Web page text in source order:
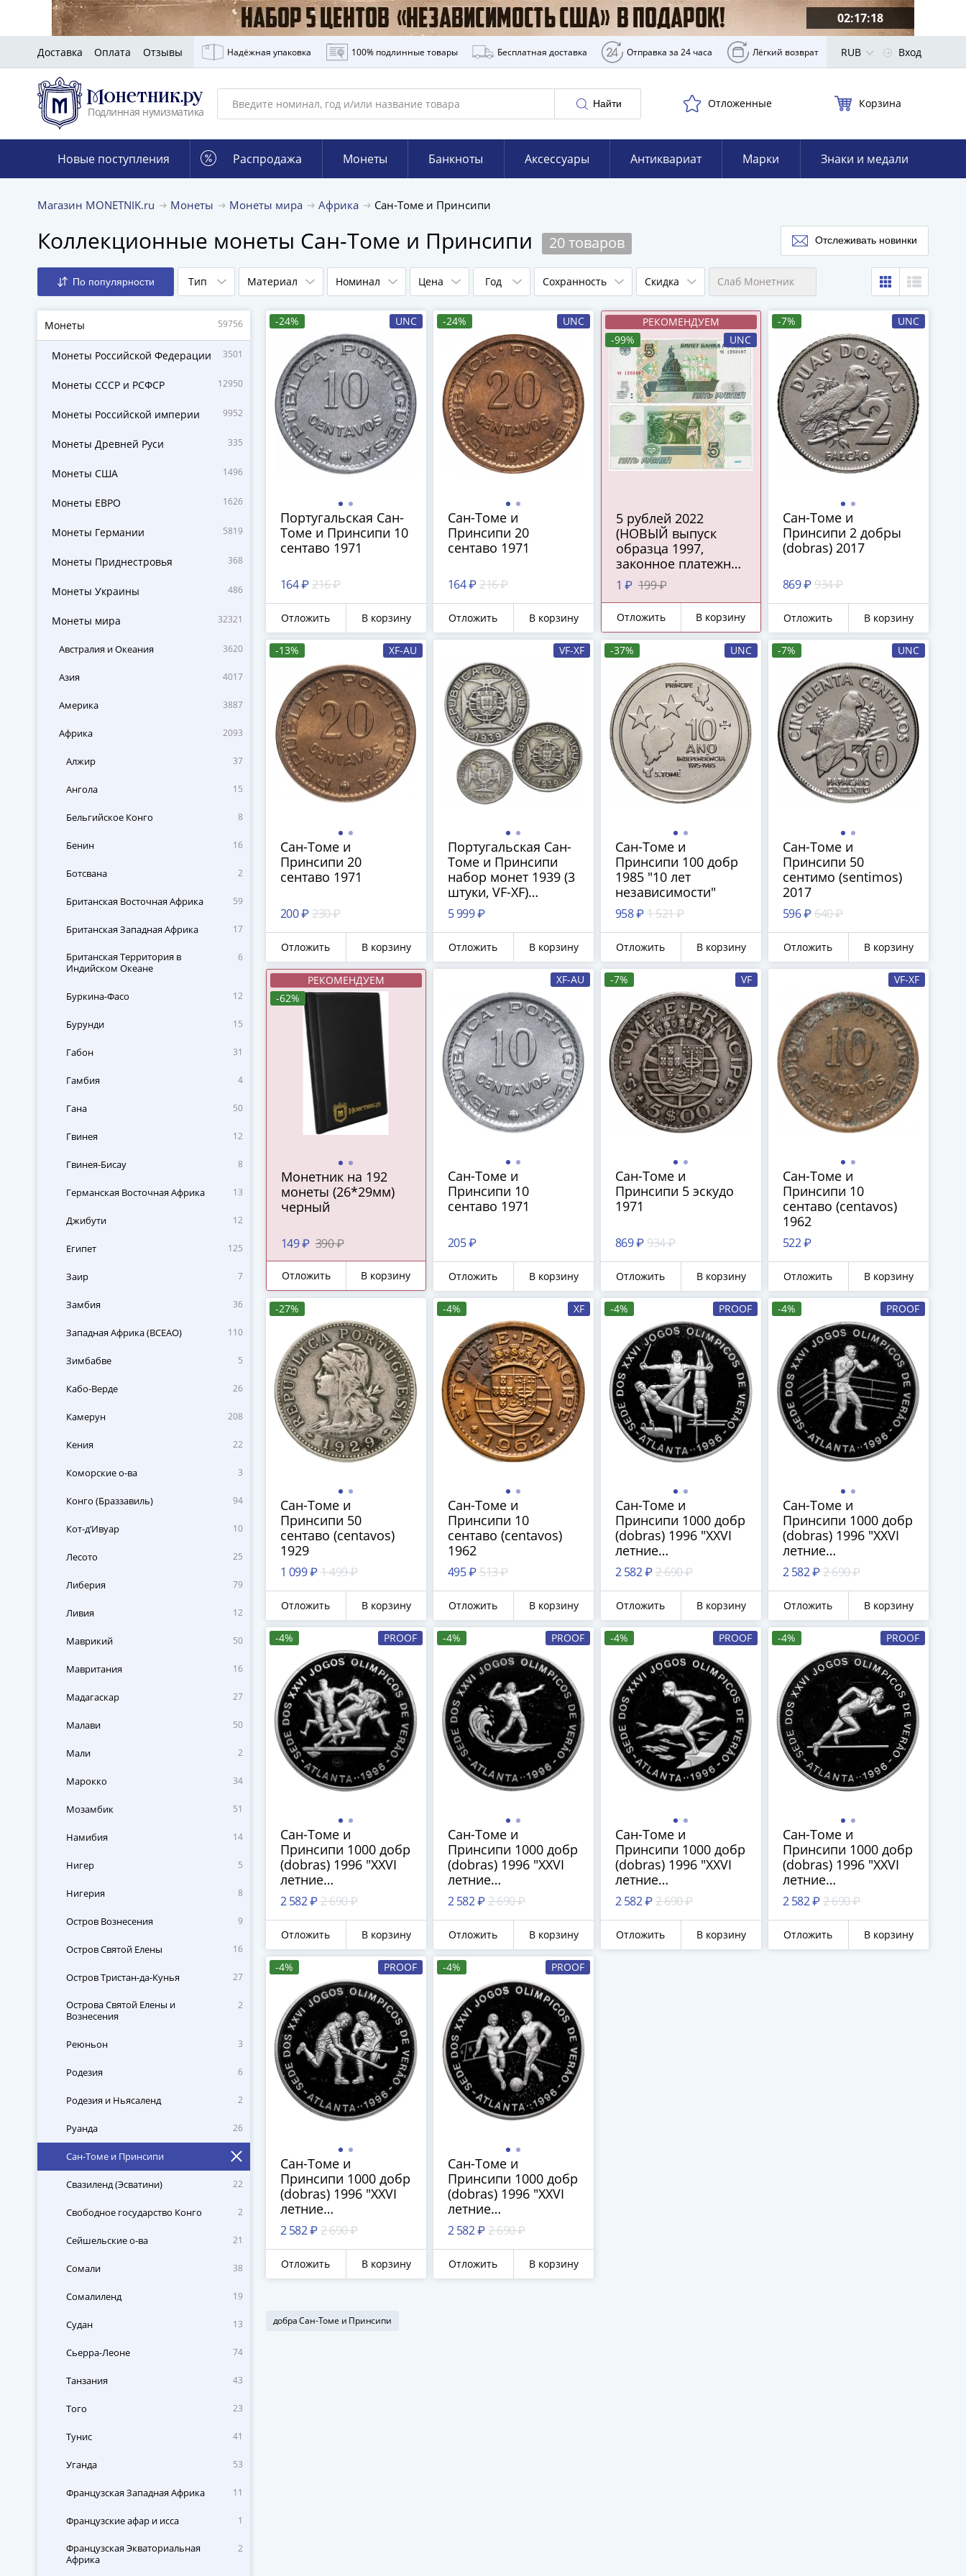
02:17:16
Доставка Оплата Отзывы Надёжная упаковка 100% подлинные товары Бесплатная доставка Отправка за 24 часа Лёгкий возврат RUB Вход
Подлинная нумизматика
Найти Отложенные Корзина
Новые поступления Распродажа Монеты Банкноты Аксессуары Антиквариат Марки Знаки и медали
Магазин MONETNIK.ru Монеты Монеты мира Африка Сан-Томе и Принсипи
Коллекционные монеты Сан-Томе и Принсипи 20 товаров Отслеживать новинки
По популярности Тип Материал Номинал Цена Год Сохранность Скидка Слаб Монетник
Монеты 59756
Монеты Российской Федерации 3501
Монеты СССР и РСФСР 12950
Монеты Российской империи 9952
Монеты Древней Руси 335
Монеты США 1496
Монеты ЕВРО 1626
Монеты Германии 5819
Монеты Приднестровья 368
Монеты Украины 486
Монеты мира 32321
Австралия и Океания 3620
Азия 4017
Америка 3887
Африка 2093
Алжир 37
Ангола 15
Бельгийское Конго 8
Бенин 16
Ботсвана 2
Британская Восточная Африка 59
Британская Западная Африка 17
Британская Территория в
Индийском Океане
6
Буркина-Фасо 12
Бурунди 15
Габон 31
Гамбия 4
Гана 50
Гвинея 12
Гвинея-Бисау 8
Германская Восточная Африка 13
Джибути 12
Египет 125
Заир 7
Замбия 36
Западная Африка (BCEAO) 110
Зимбабве 5
Кабо-Верде 26
Камерун 208
Кения 22
Коморские о-ва 3
Конго (Браззавиль) 94
Кот-д’Ивуар 10
Лесото 25
Либерия 79
Ливия 12
Маврикий 50
Мавритания 16
Мадагаскар 27
Малави 50
Мали 2
Марокко 34
Мозамбик 51
Намибия 14
Нигер 5
Нигерия 8
Остров Вознесения 9
Остров Святой Елены 16
Остров Тристан-да-Кунья 27
Острова Святой Елены и
Вознесения
2
Реюньон 3
Родезия 6
Родезия и Ньясаленд 2
Руанда 26
Сан-Томе и Принсипи
Свазиленд (Эсватини) 22
Свободное государство Конго 2
Сейшельские о-ва 21
Сомали 38
Сомалиленд 19
Судан 13
Сьерра-Леоне 74
Танзания 43
Того 23
Тунис 41
Уганда 53
Французская Западная Африка 11
Французские афар и исса 1
Французская Экваториальная
Африка
2
-24% UNC
Португальская Сан-
Томе и Принсипи 10
сентаво 1971
164 ₽ 216 ₽
Отложить В корзину
-24% UNC
Сан-Томе и
Принсипи 20
сентаво 1971
164 ₽ 216 ₽
Отложить В корзину
РЕКОМЕНДУЕМ
-99%
UNC
5 рублей 2022
(НОВЫЙ выпуск
образца 1997,
законное платежное
средство ЦБ РФ)
ПРЕСС
1 ₽ 199 ₽
Отложить В корзину
-7% UNC
Сан-Томе и
Принсипи 2 добры
(dobras) 2017
869 ₽ 934 ₽
Отложить В корзину
-13% XF-AU
Сан-Томе и
Принсипи 20
сентаво 1971
200 ₽ 230 ₽
Отложить В корзину
VF-XF
Португальская Сан-
Томе и Принсипи
набор монет 1939 (3
штуки, VF-XF)
серебро
5 999 ₽
Отложить В корзину
-37% UNC
Сан-Томе и
Принсипи 100 добр
1985 "10 лет
независимости"
958 ₽ 1 521 ₽
Отложить В корзину
-7% UNC
Сан-Томе и
Принсипи 50
сентимо (sentimos)
2017
596 ₽ 640 ₽
Отложить В корзину
РЕКОМЕНДУЕМ
-62%
Монетник на 192
монеты (26*29мм)
черный
149 ₽ 390 ₽
Отложить В корзину
XF-AU
Сан-Томе и
Принсипи 10
сентаво 1971
205 ₽
Отложить В корзину
-7% VF
Сан-Томе и
Принсипи 5 эскудо
1971
869 ₽ 934 ₽
Отложить В корзину
VF-XF
Сан-Томе и
Принсипи 10
сентаво (centavos)
1962
522 ₽
Отложить В корзину
-27%
Сан-Томе и
Принсипи 50
сентаво (centavos)
1929
1 099 ₽ 1 499 ₽
Отложить В корзину
-4% XF
Сан-Томе и
Принсипи 10
сентаво (centavos)
1962
495 ₽ 513 ₽
Отложить В корзину
-4% PROOF
Сан-Томе и
Принсипи 1000 добр
(dobras) 1996 "XXVI
летние
Олимпийские Игры,
Атланта 1996 -
Гимнастика"
2 582 ₽ 2 690 ₽
Отложить В корзину
-4% PROOF
Сан-Томе и
Принсипи 1000 добр
(dobras) 1996 "XXVI
летние
Олимпийские Игры,
Атланта 1996 - Бокс"
2 582 ₽ 2 690 ₽
Отложить В корзину
-4% PROOF
Сан-Томе и
Принсипи 1000 добр
(dobras) 1996 "XXVI
летние
Олимпийские Игры,
Атланта 1996 -
Легкая атлетика"
2 582 ₽ 2 690 ₽
Отложить В корзину
-4% PROOF
Сан-Томе и
Принсипи 1000 добр
(dobras) 1996 "XXVI
летние
Олимпийские Игры,
Атланта 1996 -
Сёрфинг"
2 582 ₽ 2 690 ₽
Отложить В корзину
-4% PROOF
Сан-Томе и
Принсипи 1000 добр
(dobras) 1996 "XXVI
летние
Олимпийские Игры,
Атланта 1996 -
Плавание"
2 582 ₽ 2 690 ₽
Отложить В корзину
-4% PROOF
Сан-Томе и
Принсипи 1000 добр
(dobras) 1996 "XXVI
летние
Олимпийские Игры,
Атланта 1996 - Бег"
2 582 ₽ 2 690 ₽
Отложить В корзину
-4% PROOF
Сан-Томе и
Принсипи 1000 добр
(dobras) 1996 "XXVI
летние
Олимпийские Игры,
Атланта 1996 -
Хоккей на траве"
2 582 ₽ 2 690 ₽
Отложить В корзину
-4% PROOF
Сан-Томе и
Принсипи 1000 добр
(dobras) 1996 "XXVI
летние
Олимпийские Игры,
Атланта 1996 -
Футбол"
2 582 ₽ 2 690 ₽
Отложить В корзину
добра Сан-Томе и Принсипи